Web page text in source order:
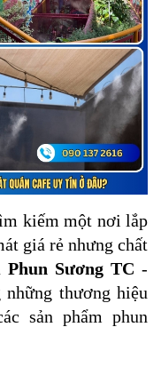
kiếm một nơi lắp
giá rẻ nhưng chất
Phun Sương TC -
thương hiệu
sản phẩm phun